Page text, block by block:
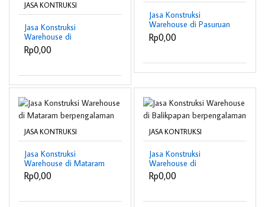
JASA KONTRUKSI
Jasa Konstruksi
Warehouse di
Banyuwangi
berpengalaman
Rp0,00
Jasa Konstruksi
Warehouse di Pasuruan
berpengalaman
Rp0,00
JASA KONTRUKSI
Jasa Konstruksi
Warehouse di Mataram
berpengalaman
Rp0,00
JASA KONTRUKSI
Jasa Konstruksi
Warehouse di
Balikpapan
berpengalaman
Rp0,00